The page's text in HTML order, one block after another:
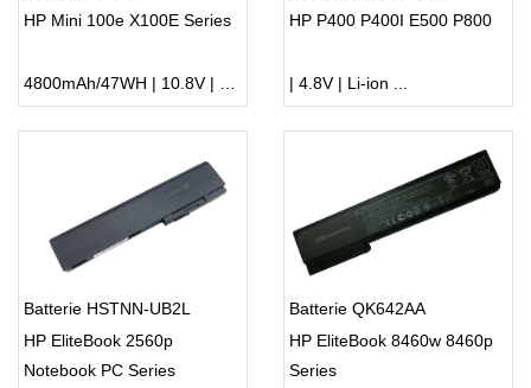
HP Mini 100e X100E Series
4800mAh/47WH | 10.8V | Li-ion ...
HP P400 P400I E500 P800
| 4.8V | Li-ion ...
Batterie HSTNN-UB2L
HP EliteBook 2560p
Notebook PC Series
Batterie QK642AA
HP EliteBook 8460w 8460p
Series